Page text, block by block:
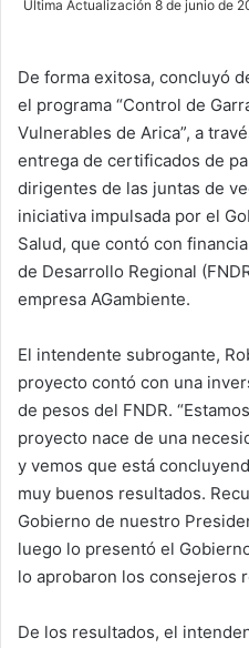
a
n
e
m
a
i
Última Actualización 8 de junio de
De forma exitosa, concluyó
el programa “Control de
Vulnerables de Arica”, a
entrega de certificados de
dirigentes de las juntas de
iniciativa impulsada por el
Salud, que contó con
de Desarrollo Regional
empresa AGambiente.
El intendente subrogante,
proyecto contó con una
de pesos del FNDR.
proyecto nace de una
y vemos que está
muy buenos resultados.
Gobierno de nuestro
luego lo presentó el
lo aprobaron los consejeros
De los resultados, el